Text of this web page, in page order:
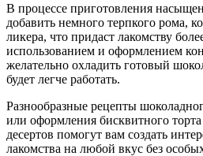
В процессе приготовления
добавить немного терпкого рома,
ликера, что придаст лакомству
использованием и оформлением
желательно охладить готовый
будет легче работать.
Разнообразные рецепты
или оформления бисквитного
десертов помогут вам создать
лакомства на любой вкус без